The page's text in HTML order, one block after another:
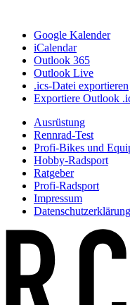
Google Kalender
iCalendar
Outlook 365
Outlook Live
.ics-Datei exportieren
Exportiere Outlook
Ausrüstung
Rennrad-Test
Profi-Bikes und
Hobby-Radsport
Ratgeber
Profi-Radsport
Impressum